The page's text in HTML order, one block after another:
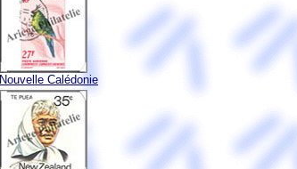
Nouvelle Calédonie